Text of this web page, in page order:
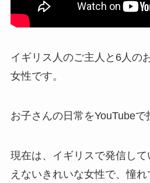
イギリス人のご主人と6人の
女性です。
お子さんの日常をYouTubeで
現在は、イギリスで発信し
えないきれいな女性で、憧れ